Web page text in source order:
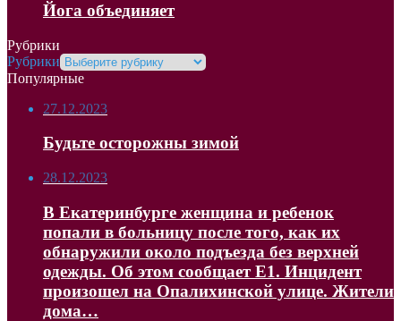
Йога объединяет
Рубрики
Рубрики
Популярные
27.12.2023
Будьте осторожны зимой
28.12.2023
В Екатеринбурге женщина и ребенок
попали в больницу после того, как их
обнаружили около подъезда без верхней
одежды. Об этом сообщает Е1. Инцидент
произошел на Опалихинской улице. Жители
дома…